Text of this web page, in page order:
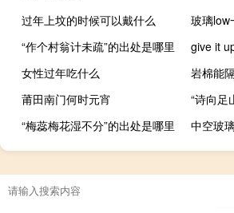
过年上坟的时候可以戴什么
“作个村翁计未疏”的出处是哪里
give it
女性过年吃什么
岩棉能
莆田南门何时元宵
“诗向足
“梅蕊梅花湿不分”的出处是哪里
中空玻